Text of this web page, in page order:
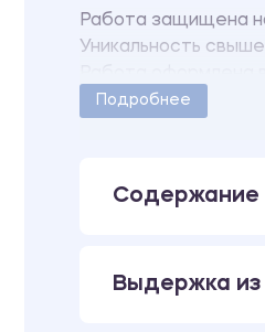
Работа защищена
Уникальность
Количество страниц
Подробнее
Содержание
Выдержка